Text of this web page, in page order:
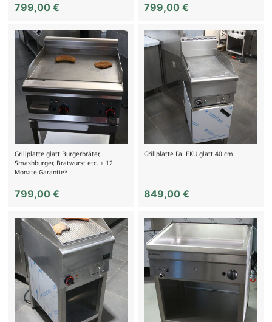
799,00 € 799,00€
Grillplatte glatt Burgerbräter,
Smashburger, Bratwurst etc. + 12
Monate Garantie*
799,00 €
Grillplatte Fa. EKU glatt 40 cm
849,00€